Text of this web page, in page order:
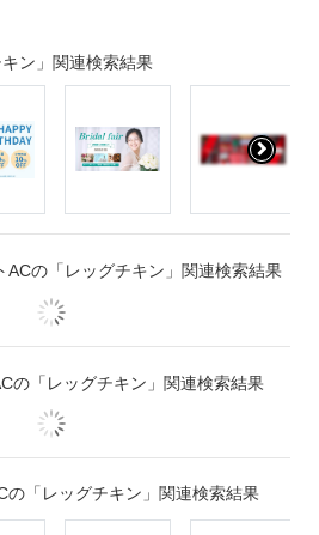
ン」関連検索結果
ACの「レッグチキン」関連検索結果
の「レッグチキン」関連検索結果
の「レッグチキン」関連検索結果